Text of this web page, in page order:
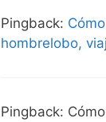
Pingback:
hombrelobo,
Pingback: